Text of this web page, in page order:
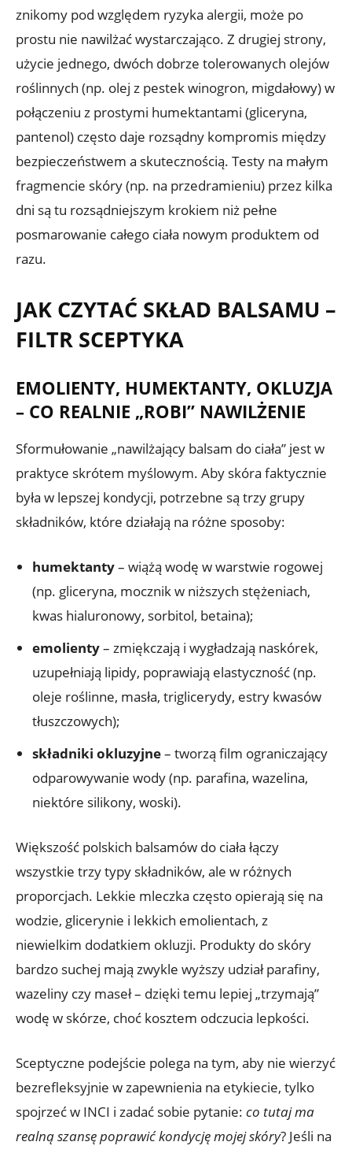
znikomy pod względem ryzyka alergii, może po
prostu nie nawilżać wystarczająco. Z drugiej strony,
użycie jednego, dwóch dobrze tolerowanych olejów
roślinnych (np. olej z pestek winogron, migdałowy) w
połączeniu z prostymi humektantami (gliceryna,
pantenol) często daje rozsądny kompromis między
bezpieczeństwem a skutecznością. Testy na małym
fragmencie skóry (np. na przedramieniu) przez kilka
dni są tu rozsądniejszym krokiem niż pełne
posmarowanie całego ciała nowym produktem od
razu.
JAK CZYTAĆ SKŁAD BALSAMU –
FILTR SCEPTYKA
EMOLIENTY, HUMEKTANTY, OKLUZJA
– CO REALNIE „ROBI” NAWILŻENIE
Sformułowanie „nawilżający balsam do ciała” jest w
praktyce skrótem myślowym. Aby skóra faktycznie
była w lepszej kondycji, potrzebne są trzy grupy
składników, które działają na różne sposoby:
humektanty– wiążą wodę w warstwie rogowej
(np. gliceryna, mocznik w niższych stężeniach,
kwas hialuronowy, sorbitol, betaina);
emolienty– zmiękczają i wygładzają naskórek,
uzupełniają lipidy, poprawiają elastyczność (np.
oleje roślinne, masła, triglicerydy, estry kwasów
tłuszczowych);
składniki okluzyjne– tworzą film ograniczający
odparowywanie wody (np. parafina, wazelina,
niektóre silikony, woski).
Większość polskich balsamów do ciała łączy
wszystkie trzy typy składników, ale w różnych
proporcjach. Lekkie mleczka często opierają się na
wodzie, glicerynie i lekkich emolientach, z
niewielkim dodatkiem okluzji. Produkty do skóry
bardzo suchej mają zwykle wyższy udział parafiny,
wazeliny czy maseł – dzięki temu lepiej „trzymają”
wodę w skórze, choć kosztem odczucia lepkości.
Sceptyczne podejście polega na tym, aby nie wierzyć
bezrefleksyjnie w zapewnienia na etykiecie, tylko
spojrzeć w INCI i zadać sobie pytanie: co tutaj ma
realną szansę poprawić kondycję mojej skóry? Jeśli na